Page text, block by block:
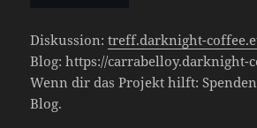
Diskussion:treff.darknight-
Blog: https://carrabelloy.darknight-
Wenn dir das Projekt hilft:
Blog.